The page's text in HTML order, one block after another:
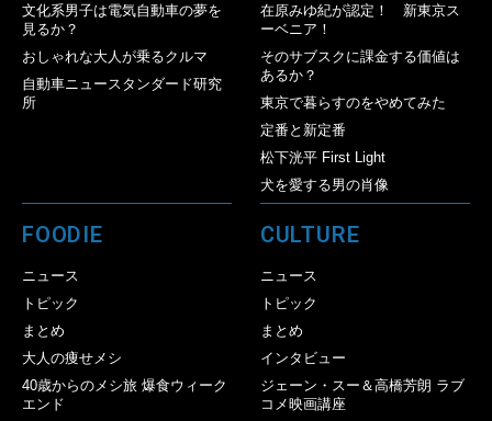
文化系男子は電気自動車の夢を
見るか？
おしゃれな大人が乗るクルマ
自動車ニュースタンダード研究
所
在原みゆ紀が認定！ 新東京ス
ーベニア！
そのサブスクに課金する価値は
あるか？
東京で暮らすのをやめてみた
定番と新定番
松下洸平 First Light
犬を愛する男の肖像
FOODIE
ニュース
トピック
まとめ
大人の痩せメシ
40歳からのメシ旅 爆食ウィーク
エンド
CULTURE
ニュース
トピック
まとめ
インタビュー
ジェーン・スー＆高橋芳朗 ラブ
コメ映画講座